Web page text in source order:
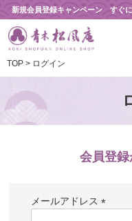
新規会員登録キャンペーン すぐ
TOP ログイン
会員登
メールアドレス